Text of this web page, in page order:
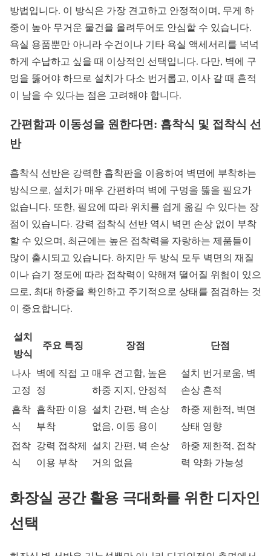
방법입니다. 이 방식은 가장 견고하고 안정적이며, 무게 하
중이 높아 무거운 물건을 올려두어도 안심할 수 있습니다.
욕실 용품뿐만 아니라 수건이나 기타 욕실 액세서리를 넉넉
하게 수납하고 싶을 때 이상적인 선택입니다. 다만, 벽에 구
멍을 뚫어야 하므로 설치가 다소 번거롭고, 이사 갈 때 흔적
이 남을 수 있다는 점은 고려해야 합니다.
간편함과 이동성을 원한다면: 흡착식 및 접착식 선
반
흡착식 선반은 강력한 흡착판을 이용하여 벽면에 부착하는
방식으로, 설치가 매우 간편하며 벽에 구멍을 뚫을 필요가
없습니다. 또한, 필요에 따라 위치를 쉽게 옮길 수 있다는 장
점이 있습니다. 강력 접착식 선반 역시 벽면 손상 없이 부착
할 수 있으며, 최근에는 높은 접착력을 자랑하는 제품들이
많이 출시되고 있습니다. 하지만 두 방식 모두 벽면의 재질
이나 습기 정도에 따라 접착력이 약해져 떨어질 위험이 있으
므로, 최대 하중을 확인하고 주기적으로 상태를 점검하는 것
이 중요합니다.
설치
방식
주요 특징 장점 단점
나사
고정
벽에 직접 고
정
매우 견고함, 높은
하중 지지, 안정적
설치 번거로움, 벽
손상 흔적
흡착
식
흡착판 이용
부착
설치 간편, 벽 손상
없음, 이동 용이
하중 제한적, 벽면
상태 영향
접착
식
강력 접착제
이용 부착
설치 간편, 벽 손상
거의 없음
하중 제한적, 접착
력 약화 가능성
화장실 공간 활용 극대화를 위한 디자인
선택